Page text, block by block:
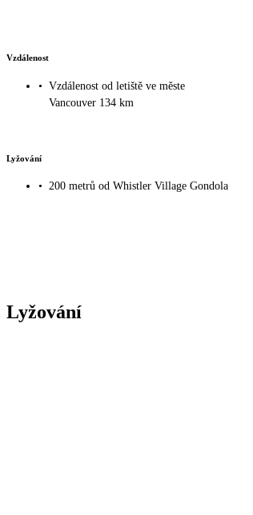
Vzdálenost
• Vzdálenost od letiště ve měste
Vancouver 134 km
Lyžování
• 200 metrů od Whistler Village Gondola
Lyžování